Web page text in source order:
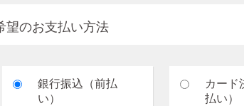
望のお支払い方法
銀行振込（前払
い）
カード
払い）